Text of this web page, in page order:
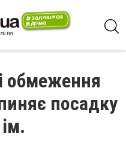
обмеження
посадку